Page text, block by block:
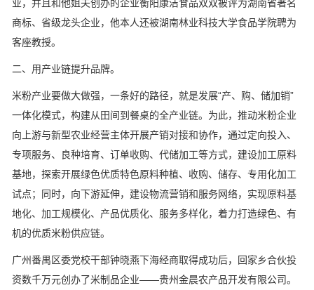
业，并且和他姐夫创办的企业衡阳康洁食品双双被评为湖南省著名
商标、省级龙头企业，他本人还被湖南林业科技大学食品学院聘为
客座教授。
二、用产业链提升品牌。
米粉产业要做大做强，一条好的路径，就是发展“产、购、储加销”
一体化模式，构建从田间到餐桌的全产业链。为此，推动米粉企业
向上游与新型农业经营主体开展产销对接和协作，通过定向投入、
专项服务、良种培育、订单收购、代储加工等方式，建设加工原料
基地，探索开展绿色优质特色原料种植、收购、储存、专用化加工
试点；同时，向下游延伸，建设物流营销和服务网络，实现原料基
地化、加工规模化、产品优质化、服务多样化，着力打造绿色、有
机的优质米粉供应链。
广州番禺区委党校干部钟晓燕下海经商取得成功后，回家乡合伙投
资数千万元创办了米制品企业——贵州金晨农产品开发有限公司。